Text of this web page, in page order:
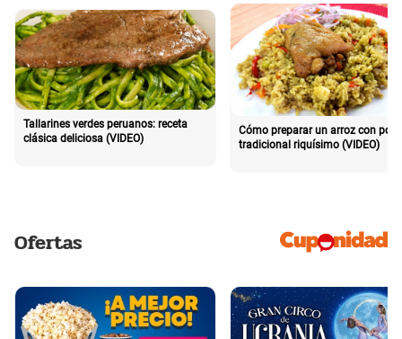
Tallarines verdes peruanos: receta
clásica deliciosa (VIDEO)
Cómo preparar un arroz con pollo
tradicional riquísimo (VIDEO)
Ofertas